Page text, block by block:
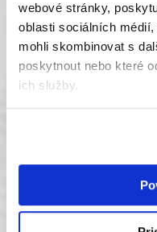
webové stránky,
oblasti sociálních
mohli skombinovat s
poskytnout nebo které
ich služby.
KUNCOVÁ
+420 731 679
+420 605 208